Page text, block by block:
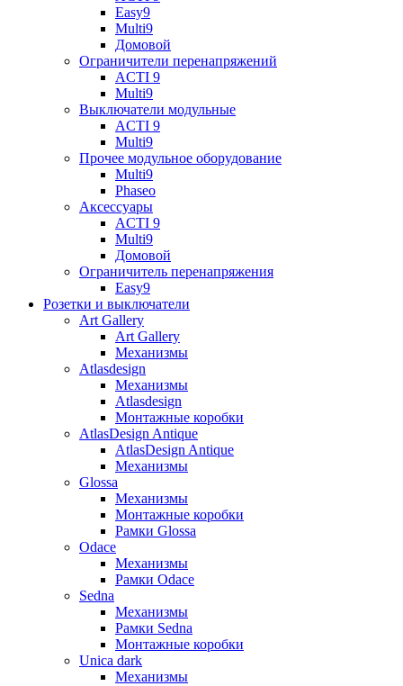
Easy9
Multi9
Домовой
Ограничители перенапряжений
ACTI 9
Multi9
Выключатели модульные
ACTI 9
Multi9
Прочее модульное оборудование
Multi9
Phaseo
Аксессуары
ACTI 9
Multi9
Домовой
Ограничитель перенапряжения
Easy9
Розетки и выключатели
Art Gallery
Art Gallery
Механизмы
Atlasdesign
Механизмы
Atlasdesign
Монтажные коробки
AtlasDesign Antique
AtlasDesign Antique
Механизмы
Glossa
Механизмы
Монтажные коробки
Рамки Glossa
Odace
Механизмы
Рамки Odace
Sedna
Механизмы
Рамки Sedna
Монтажные коробки
Unica dark
Механизмы